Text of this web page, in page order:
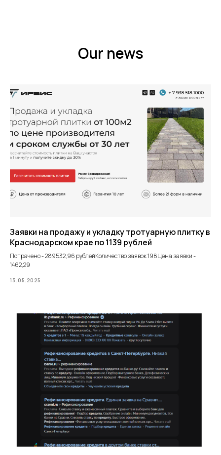
Our news
Заявки на продажу и укладку тротуарную плитку в
Краснодарском крае по 1139 рублей
Потрачено - 289532,96 рублейКоличество заявок 198Цена заявки -
1462,29
13.05.2025